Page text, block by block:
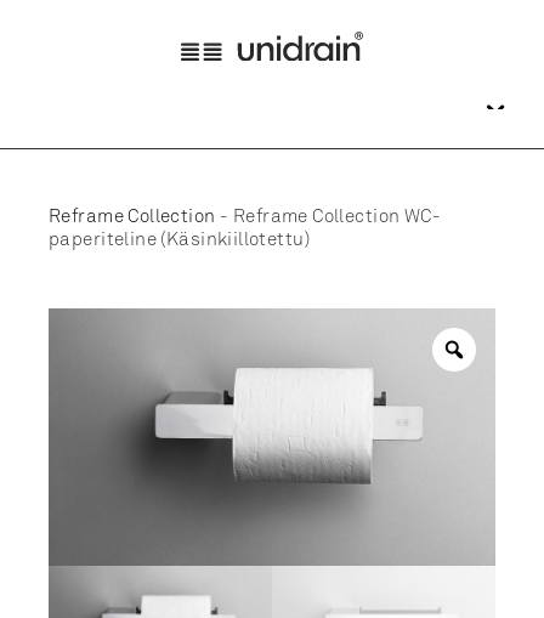
Reframe Collection - Reframe Collection WC-
paperiteline (Käsinkiillotettu)